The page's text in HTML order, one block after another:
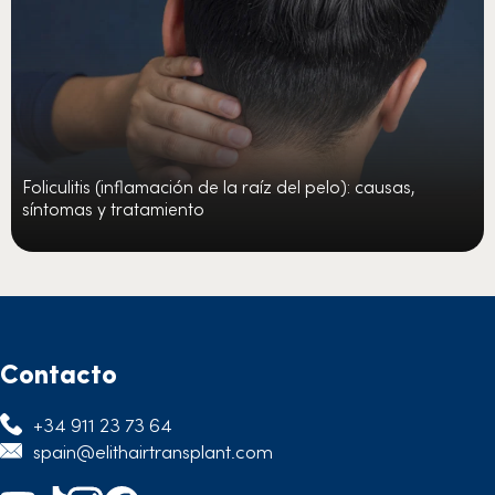
Foliculitis (inflamación de la raíz del pelo): causas,
síntomas y tratamiento
Contacto
+34 911 23 73 64
spain@elithairtransplant.com